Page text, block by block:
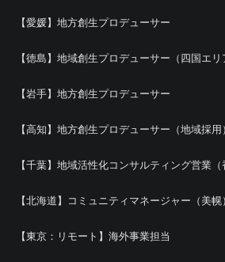
【愛媛】地方創生プロデューサー
【徳島】地域創生プロデューサー（四国エリ
【岩手】地方創生プロデューサー
【高知】地方創生プロデューサー（地域採用
【千葉】地域活性化コンサルティング営業（
【北海道】コミュニティマネージャー（美幌
【東京：リモート】海外事業担当